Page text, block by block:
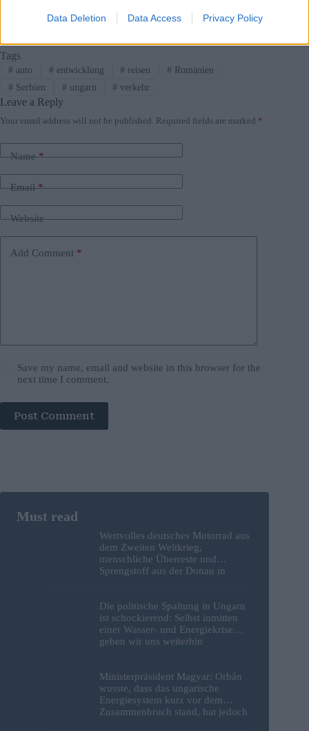
Data Deletion Data Access Privacy Policy
größeren Städten” bereitzustellen, sagte der Minister.
Tags
#auto #entwicklung # reisen # Rumänien
#Serbien #ungarn # verkehr
Leave a Reply
Your email address will not be published. Required fields are marked *
Name*
Email*
Website
Add Comment *
Save my name, email and website in this browser for the
next time I comment.
Post Comment
Wertvolles deutsches Motorrad aus
dem Zweiten Weltkrieg,
menschliche Überreste und
Sprengstoff aus der Donau in
Die politische Spaltung in Ungarn
ist schockierend: Selbst inmitten
einer Wasser- und Energiekrise
geben wir uns weiterhin
Ministerpräsident Magyar: Orbán
wusste, dass das ungarische
Energiesystem kurz vor dem
Zusammenbruch stand, hat jedoch